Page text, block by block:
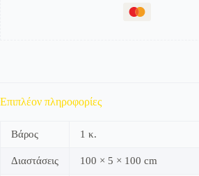
Επιπλέον πληροφορίες
Βάρος 1 κ.
Διαστάσεις 100 × 5 × 100 cm